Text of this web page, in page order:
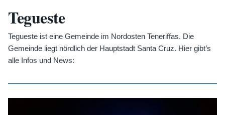
Tegueste
Tegueste ist eine Gemeinde im Nordosten Teneriffas. Die
Gemeinde liegt nördlich der Hauptstadt Santa Cruz. Hier gibt’s
alle Infos und News: